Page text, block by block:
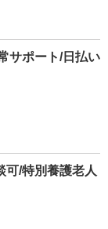
サポート/日払い
可/特別養護老人